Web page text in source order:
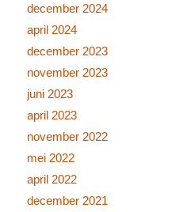
december 2024
april 2024
december 2023
november 2023
juni 2023
april 2023
november 2022
mei 2022
april 2022
december 2021